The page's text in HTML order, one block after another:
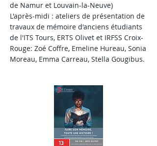
de Namur et Louvain-la-Neuve)
L'après-midi : ateliers de présentation de
travaux de mémoire d'anciens étudiants
de l'ITS Tours, ERTS Olivet et IRFSS Croix-
Rouge: Zoé Coffre, Emeline Hureau, Sonia
Moreau, Emma Carreau, Stella Gougibus.